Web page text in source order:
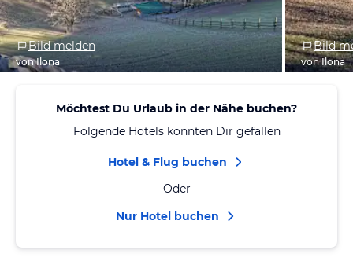
Bild melden
von Ilona
Bild
von Ilona
Möchtest Du Urlaub in der Nähe buchen?
Folgende Hotels könnten Dir gefallen
Hotel & Flug buchen
Oder
Nur Hotel buchen